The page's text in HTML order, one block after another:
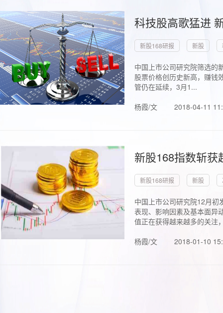
科技股高歌猛进
新股168研报 新股
中国上市公司研究院筛选的
股票价格创历史新高，赚钱
管仍在延续，3月1...
杨霞/文
2018-04-11
新股168指数斩
新股168研报 新股
中国上市公司研究院12月初
表现、影响因素及基本面异
值正在获得越来越多的关注
杨霞/文
2018-01-10